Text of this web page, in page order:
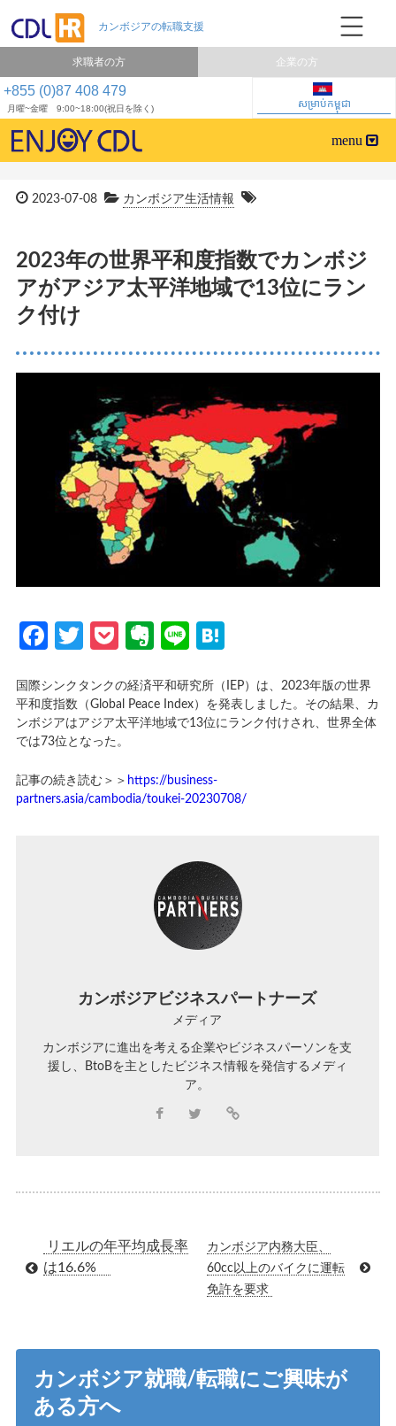
+855 (0)87 408 479
月曜~金曜 9:00~18:00(祝日を除く) សម្រាប់កម្ពុជា
求職者の方 企業の方
2023-07-08 カンボジア生活情報
2023年の世界平和度指数でカンボジ
アがアジア太平洋地域で13位にラン
ク付け
Facebook
Twitter
PocketEvernote
Line
国際シンクタンクの経済平和研究所（IEP）は、2023年版の世界
平和度指数（Global Peace Index）を発表しました。その結果、カ
ンボジアはアジア太平洋地域で13位にランク付けされ、世界全体
では73位となった。
記事の続き読む＞＞ https://business-
partners.asia/cambodia/toukei-20230708/
カンボジアビジネスパートナーズ
メディア
カンボジアに進出を考える企業やビジネスパーソンを支
援し、BtoBを主としたビジネス情報を発信するメディ
ア。
リエルの年平均成長率
は16.6%
カンボジア内務大臣、
60cc以上のバイクに運転
免許を要求
カンボジア就職/転職にご興味が
ある方へ